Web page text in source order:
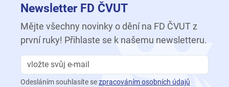
Newsletter FD ČVUT
Mějte všechny novinky o dění na FD ČVUT z
první ruky! Přihlaste se k našemu newsletteru.
Odesláním souhlasíte sezpracováním osobních údajů